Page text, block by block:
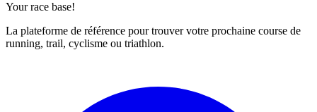
Your race base!
La plateforme de référence pour trouver votre prochaine course de
running, trail, cyclisme ou triathlon.